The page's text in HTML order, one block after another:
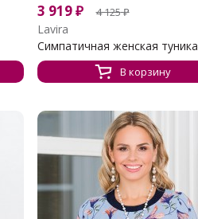
3 919₽ 4 125₽
Lavira
Симпатичная женская туника
В корзину